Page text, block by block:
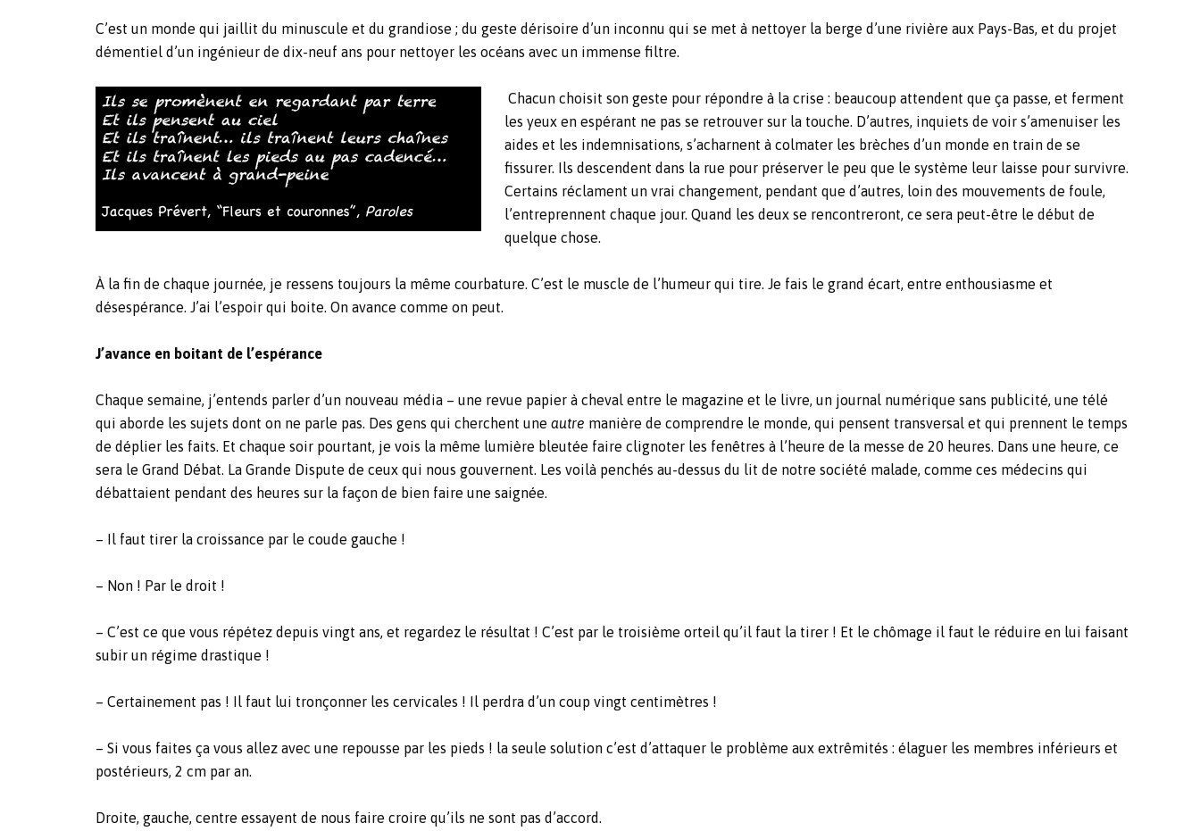
C’est un monde qui jaillit du minuscule et du grandiose ; du geste dérisoire d’un inconnu qui se met à nettoyer la berge d’une rivière aux Pays-Bas, et du projet
démentiel d’un ingénieur de dix-neuf ans pour nettoyer les océans avec un immense filtre.
Chacun choisit son geste pour répondre à la crise : beaucoup attendent que ça passe, et ferment
les yeux en espérant ne pas se retrouver sur la touche. D’autres, inquiets de voir s’amenuiser les
aides et les indemnisations, s’acharnent à colmater les brèches d’un monde en train de se
fissurer. Ils descendent dans la rue pour préserver le peu que le système leur laisse pour survivre.
Certains réclament un vrai changement, pendant que d’autres, loin des mouvements de foule,
l’entreprennent chaque jour. Quand les deux se rencontreront, ce sera peut-être le début de
quelque chose.
À la fin de chaque journée, je ressens toujours la même courbature. C’est le muscle de l’humeur qui tire. Je fais le grand écart, entre enthousiasme et
désespérance. J’ai l’espoir qui boite. On avance comme on peut.
J’avance en boitant de l’espérance
Chaque semaine, j’entends parler d’un nouveau média – une revue papier à cheval entre le magazine et le livre, un journal numérique sans publicité, une télé
qui aborde les sujets dont on ne parle pas. Des gens qui cherchent une autre manière de comprendre le monde, qui pensent transversal et qui prennent le temps
de déplier les faits. Et chaque soir pourtant, je vois la même lumière bleutée faire clignoter les fenêtres à l’heure de la messe de 20 heures. Dans une heure, ce
sera le Grand Débat. La Grande Dispute de ceux qui nous gouvernent. Les voilà penchés au-dessus du lit de notre société malade, comme ces médecins qui
débattaient pendant des heures sur la façon de bien faire une saignée.
– Il faut tirer la croissance par le coude gauche !
– Non ! Par le droit !
– C’est ce que vous répétez depuis vingt ans, et regardez le résultat ! C’est par le troisième orteil qu’il faut la tirer ! Et le chômage il faut le réduire en lui faisant
subir un régime drastique !
– Certainement pas ! Il faut lui tronçonner les cervicales ! Il perdra d’un coup vingt centimètres !
– Si vous faites ça vous allez avec une repousse par les pieds ! la seule solution c’est d’attaquer le problème aux extrêmités : élaguer les membres inférieurs et
postérieurs, 2 cm par an.
Droite, gauche, centre essayent de nous faire croire qu’ils ne sont pas d’accord.